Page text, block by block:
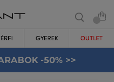
GYEREK OUTLET
-50% >>